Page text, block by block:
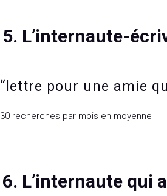
5. L’internaute-
“lettre pour une amie
30 recherches par mois en moyenne
6. L’internaute qui